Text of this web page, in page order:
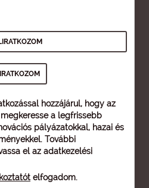
hozzájárul, hogy az
a legfrissebb
pályázatokkal, hazai és
További
el az adatkezelési
elfogadom.